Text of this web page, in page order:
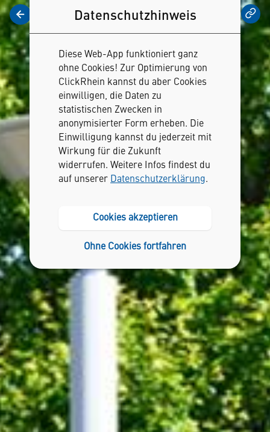
Datenschutzhinweis
Diese Web-App funktioniert ganz
ohne Cookies! Zur Optimierung von
ClickRhein kannst du aber Cookies
einwilligen, die Daten zu
statistischen Zwecken in
anonymisierter Form erheben. Die
Einwilligung kannst du jederzeit mit
Wirkung für die Zukunft
widerrufen. Weitere Infos findest du
auf unserer Datenschutzerklärung.
Cookies akzeptieren
Ohne Cookies fortfahren
Vorlesen